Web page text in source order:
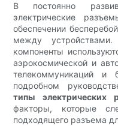
В постоянно
электрические
обеспечении
между
компоненты
аэрокосмической и
телекоммуникаций и
подробном
типы электрических
факторы, которые
подходящего разъема